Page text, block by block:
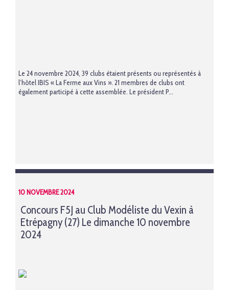
Le 24 novembre 2024, 39 clubs étaient présents ou représentés à
l’hôtel IBIS « La Ferme aux Vins ». 21 membres de clubs ont
également participé à cette assemblée. Le président P...
10 NOVEMBRE 2024
Concours F5J au Club Modéliste du Vexin à
Etrépagny (27) Le dimanche 10 novembre
2024